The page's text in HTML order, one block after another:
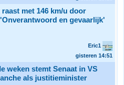
met 146 km/u door
en gevaarlijk'
Eric1
gisteren 14:51
weken stemt Senaat in VS
als justitieminister